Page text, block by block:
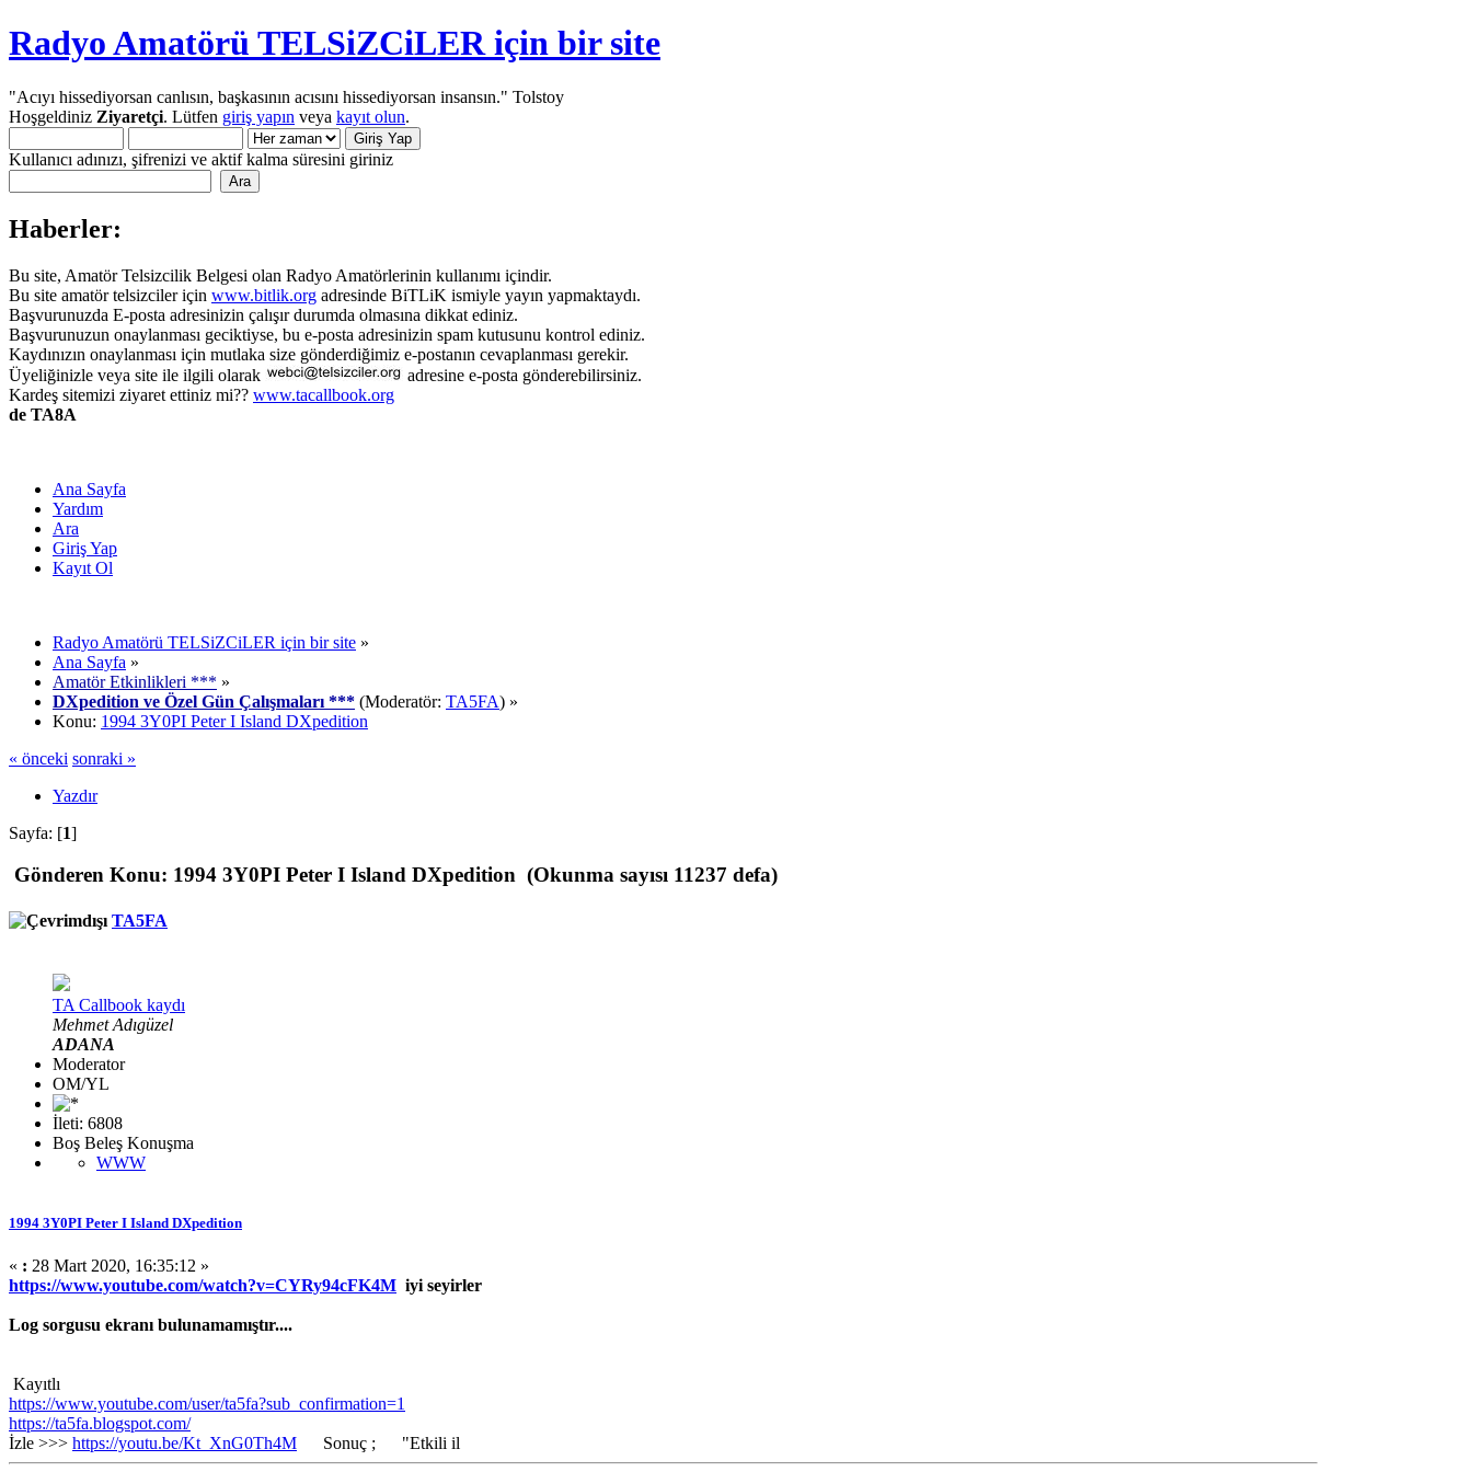
Radyo Amatörü TELSiZCiLER için bir site
"Acıyı hissediyorsan canlısın, başkasının acısını hissediyorsan insansın." Tolstoy
Hoşgeldiniz Ziyaretçi. Lütfen giriş yapın veya kayıt olun.
Kullanıcı adınızı, şifrenizi ve aktif kalma süresini giriniz
Haberler:
Bu site, Amatör Telsizcilik Belgesi olan Radyo Amatörlerinin kullanımı içindir.
Bu site amatör telsizciler için www.bitlik.org adresinde BiTLiK ismiyle yayın yapmaktaydı.
Başvurunuzda E-posta adresinizin çalışır durumda olmasına dikkat ediniz.
Başvurunuzun onaylanması geciktiyse, bu e-posta adresinizin spam kutusunu kontrol ediniz.
Kaydınızın onaylanması için mutlaka size gönderdiğimiz e-postanın cevaplanması gerekir.
Üyeliğinizle veya site ile ilgili olarak
adresine e-posta gönderebilirsiniz.
Kardeş sitemizi ziyaret ettiniz mi?? www.tacallbook.org
de TA8A
Ana Sayfa
Yardım
Ara
Giriş Yap
Kayıt Ol
Radyo Amatörü TELSiZCiLER için bir site »
Ana Sayfa »
Amatör Etkinlikleri *** »
DXpedition ve Özel Gün Çalışmaları *** (Moderatör: TA5FA) »
Konu: 1994 3Y0PI Peter I Island DXpedition
« önceki sonraki »
Yazdır
Sayfa: [1]
Gönderen Konu: 1994 3Y0PI Peter I Island DXpedition (Okunma sayısı 11237 defa)
TA5FA
TA Callbook kaydı
Mehmet Adıgüzel
ADANA
Moderator
OM/YL
İleti: 6808
Boş Beleş Konuşma
WWW
1994 3Y0PI Peter I Island DXpedition
« : 28 Mart 2020, 16:35:12 »
https://www.youtube.com/watch?v=CYRy94cFK4M iyi seyirler
Log sorgusu ekranı bulunamamıştır....
Kayıtlı
https://www.youtube.com/user/ta5fa?sub_confirmation=1
https://ta5fa.blogspot.com/
İzle >>> https://youtu.be/Kt_XnG0Th4M Sonuç ; "Etkili il